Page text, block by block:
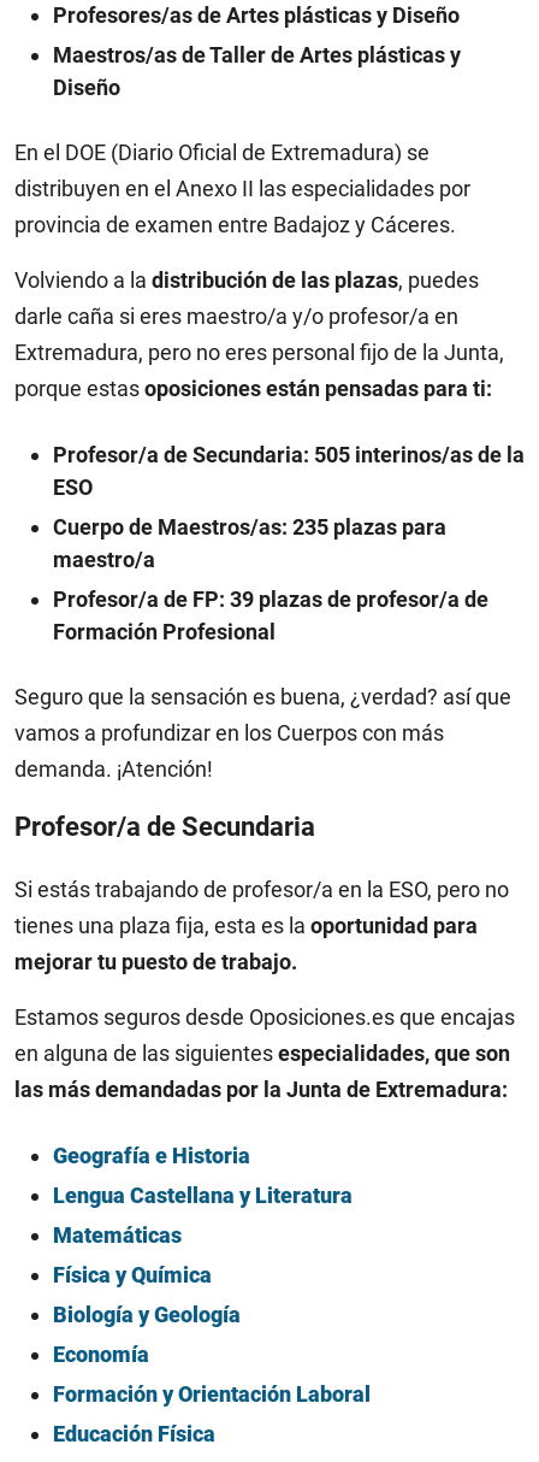
Profesores/as de Artes plásticas y Diseño
Maestros/as de Taller de Artes plásticas y
Diseño
En el DOE (Diario Oficial de Extremadura) se
distribuyen en el Anexo II las especialidades por
provincia de examen entre Badajoz y Cáceres.
Volviendo a la distribución de las plazas, puedes
darle caña si eres maestro/a y/o profesor/a en
Extremadura, pero no eres personal fijo de la Junta,
porque estasoposiciones están pensadas para ti:
Profesor/a de Secundaria: 505 interinos/as de la
ESO
Cuerpo de Maestros/as: 235 plazas para
maestro/a
Profesor/a de FP: 39 plazas de profesor/a de
Formación Profesional
Seguro que la sensación es buena, ¿verdad? así que
vamos a profundizar en los Cuerpos con más
demanda. ¡Atención!
Profesor/a de Secundaria
Si estás trabajando de profesor/a en la ESO, pero no
tienes una plaza fija, esta es la oportunidad para
mejorar tu puesto de trabajo.
Estamos seguros desde Oposiciones.es que encajas
en alguna de las siguientesespecialidades, que son
las más demandadas por la Junta de Extremadura:
Geografía e Historia
Lengua Castellana y Literatura
Matemáticas
Física y Química
Biología y Geología
Economía
Formación y Orientación Laboral
Educación Física